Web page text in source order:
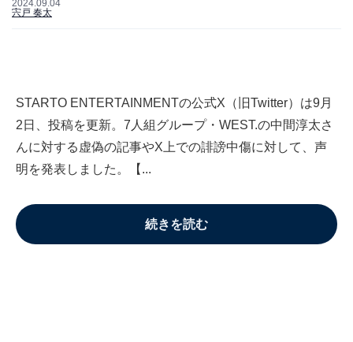
2024.09.04
宍戸 奏太
STARTO ENTERTAINMENTの公式X（旧Twitter）は9月
2日、投稿を更新。7人組グループ・WEST.の中間淳太さ
んに対する虚偽の記事やX上での誹謗中傷に対して、声
明を発表しました。【...
続きを読む